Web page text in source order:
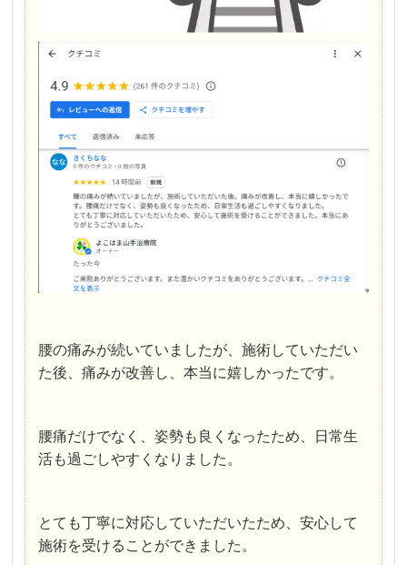
腰の痛みが続いていましたが、施術していただい
た後、痛みが改善し、本当に嬉しかったです。
腰痛だけでなく、姿勢も良くなったため、日常生
活も過ごしやすくなりました。
とても丁寧に対応していただいたため、安心して
施術を受けることができました。